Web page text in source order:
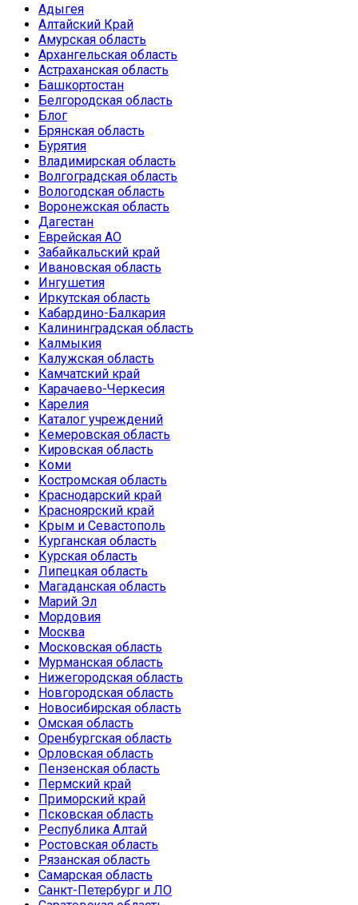
Адыгея
Алтайский Край
Амурская область
Архангельская область
Астраханская область
Башкортостан
Белгородская область
Блог
Брянская область
Бурятия
Владимирская область
Волгоградская область
Вологодская область
Воронежская область
Дагестан
Еврейская АО
Забайкальский край
Ивановская область
Ингушетия
Иркутская область
Кабардино-Балкария
Калининградская область
Калмыкия
Калужская область
Камчатский край
Карачаево-Черкесия
Карелия
Каталог учреждений
Кемеровская область
Кировская область
Коми
Костромская область
Краснодарский край
Красноярский край
Крым и Севастополь
Курганская область
Курская область
Липецкая область
Магаданская область
Марий Эл
Мордовия
Москва
Московская область
Мурманская область
Нижегородская область
Новгородская область
Новосибирская область
Омская область
Оренбургская область
Орловская область
Пензенская область
Пермский край
Приморский край
Псковская область
Республика Алтай
Ростовская область
Рязанская область
Самарская область
Санкт-Петербург и ЛО